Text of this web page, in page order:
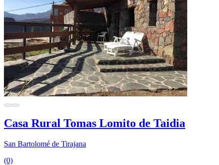
Casa Rural Tomas Lomito de Taidia
San Bartolomé de Tirajana
(0)